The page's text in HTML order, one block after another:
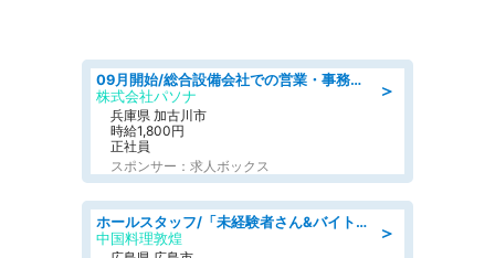
＞
09月開始/総合設備会社での営業・事務のお仕事/車通勤可/賞与あり/営業/営業事務
株式会社パソナ
兵庫県 加古川市
時給1,800円
正社員
スポンサー：求人ボックス
＞
ホールスタッフ/「未経験者さん&バイトデビューも大歓迎」残業ほぼなし×1日3時間〜勤務OK!フォロー体制も充実/広島県/広島市南区
中国料理敦煌